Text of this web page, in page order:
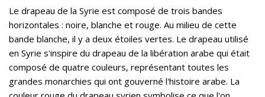
Le drapeau de la Syrie est composé de trois bandes
horizontales : noire, blanche et rouge. Au milieu de cette
bande blanche, il y a deux étoiles vertes. Le drapeau utilisé
en Syrie s'inspire du drapeau de la libération arabe qui était
composé de quatre couleurs, représentant toutes les
grandes monarchies qui ont gouverné l'histoire arabe. La